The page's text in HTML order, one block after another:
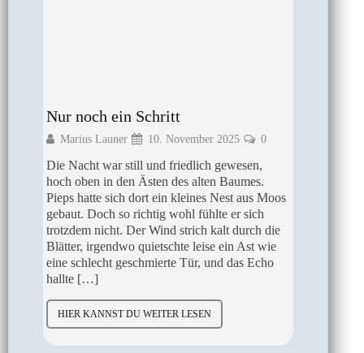
Nur noch ein Schritt
Marius Launer 10. November 2025 0
Die Nacht war still und friedlich gewesen,
hoch oben in den Ästen des alten Baumes.
Pieps hatte sich dort ein kleines Nest aus Moos
gebaut. Doch so richtig wohl fühlte er sich
trotzdem nicht. Der Wind strich kalt durch die
Blätter, irgendwo quietschte leise ein Ast wie
eine schlecht geschmierte Tür, und das Echo
hallte […]
HIER KANNST DU WEITER LESEN